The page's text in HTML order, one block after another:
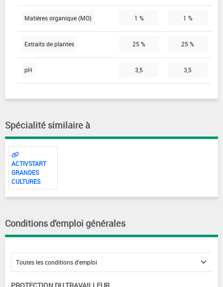
Matières organique (MO) 1 % 1 %
Extraits de plantes 25 % 25 %
pH 3,5 3,5
Spécialité similaire à
ACTIVSTART
GRANDES
CULTURES
Conditions d'emploi générales